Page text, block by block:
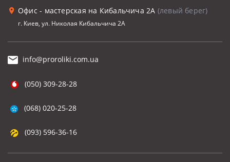
Офис - мастерская на Кибальчича 2А (левый берег)
г. Киев, ул. Николая Кибальчича 2А
info@proroliki.com.ua
(050) 309-28-28
(068) 020-25-28
(093) 596-36-16